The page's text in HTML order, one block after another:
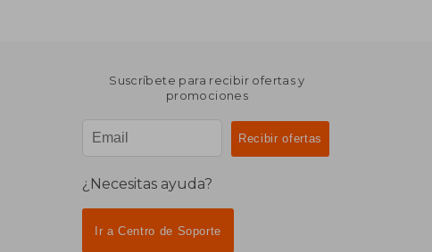
Suscríbete para recibir ofertas y
promociones
¿Necesitas ayuda?
Ir a Centro de Soporte